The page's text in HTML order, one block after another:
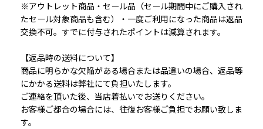
※アウトレット商品・セール品（セール期間中にご購入され
たセール対象商品も含む）・一度ご利用になった商品は返品
交換不可。すでに付与されたポイントは減算されます。
【返品時の送料について】
商品に明らかな欠陥がある場合または品違いの場合、返品等
にかかる送料は弊社にて負担いたします。
ご連絡を頂いた後、当店着払いでお送りください。
お客様ご都合の場合には、往復お客様ご負担でお願い致しま
す。